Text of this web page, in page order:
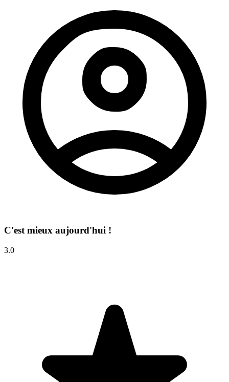
C'est mieux aujourd'hui !
3.0